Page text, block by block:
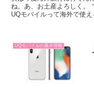
ね。あ、お土産よろしく。
UQモバイルって海外で使
UQモバイルの基本情報